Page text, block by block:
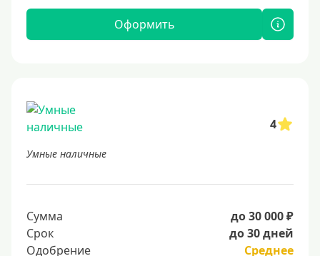
Оформить
4
Умные наличные
Сумма
до 30 000 ₽
Срок
до 30 дней
Одобрение
Среднее